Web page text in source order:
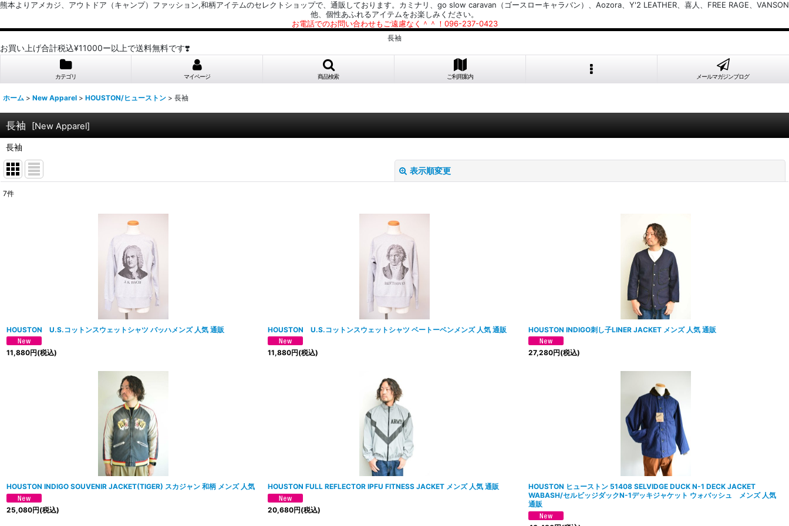
熊本よりアメカジ、アウトドア（キャンプ）ファッション,和柄アイテムのセレクトショップで、通販しております。カミナリ、go slow caravan（ゴースローキャラバン）、Aozora、Y'2 LEATHER、喜人、FREE RAGE、VANSON
他、個性あふれるアイテムをお楽しみください。
お電話でのお問い合わせもご遠慮なく＾＾！096-237-0423
長袖
お買い上げ合計税込¥11000ー以上で送料無料です❣️
カテゴリ マイページ 商品検索 ご利用案内 メールマガジンブログ
ホーム > New Apparel > HOUSTON/ヒューストン > 長袖
長袖 [New Apparel]
長袖
表示順変更
絞り込む
7件
HOUSTON U.S.コットンスウェットシャツ バッハメンズ 人気 通販
11,880円(税込)
HOUSTON U.S.コットンスウェットシャツ ベートーベンメンズ 人気 通販
11,880円(税込)
HOUSTON INDIGO刺し子LINER JACKET メンズ 人気 通販
27,280円(税込)
HOUSTON INDIGO SOUVENIR JACKET(TIGER) スカジャン 和柄 メンズ 人気
25,080円(税込)
HOUSTON FULL REFLECTOR IPFU FITNESS JACKET メンズ 人気 通販
20,680円(税込)
HOUSTON ヒューストン 51408 SELVIDGE DUCK N-1 DECK JACKET
WABASH/セルビッジダックN-1デッキジャケット ウォバッシュ メンズ 人気
通販